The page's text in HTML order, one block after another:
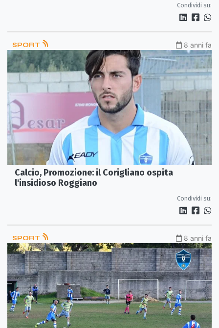
Condividi su:
SPORT 8 anni fa
Calcio, Promozione: il Corigliano ospita
l'insidioso Roggiano
Condividi su:
SPORT 8 anni fa